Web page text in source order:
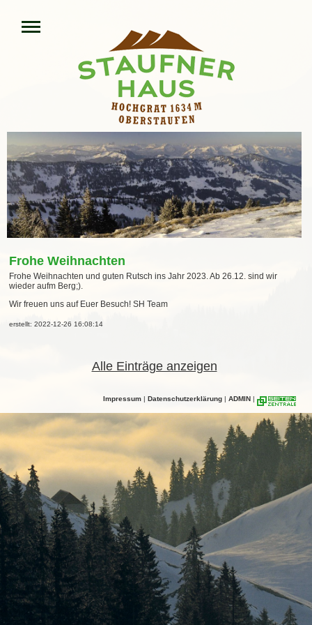
Frohe Weihnachten
Frohe Weihnachten und guten Rutsch ins Jahr 2023. Ab 26.12. sind wir
wieder aufm Berg;).
Wir freuen uns auf Euer Besuch! SH Team
erstellt: 2022-12-26 16:08:14
Alle Einträge anzeigen
Impressum | Datenschutzerklärung | ADMIN |